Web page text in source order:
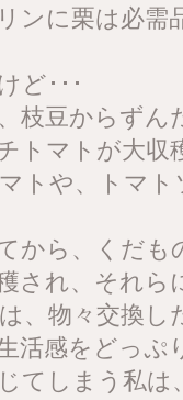
ンに栗は必需
ど･･･
枝豆からずん
トマトが大収
トや、トマ
から、くだも
され、それら
、物々交換し
活感をどっぷ
てしまう私は